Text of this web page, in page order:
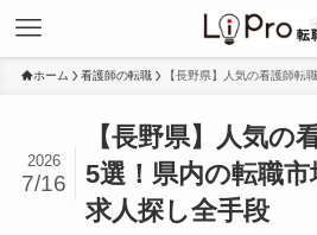
ホーム 看護師の転職 【長野県】人気の看護師転
【長野県】人気の
5選！県内の転職
求人探し全手段
2026
7/16